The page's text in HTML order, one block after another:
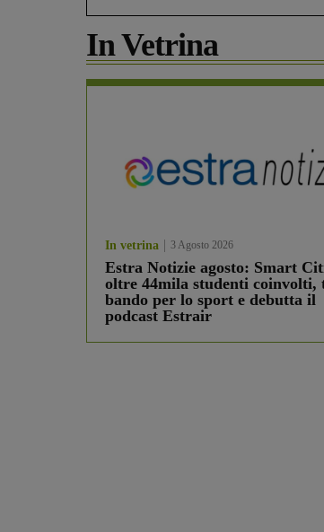
In Vetrina
In vetrina 3 Agosto 2026
Estra Notizie agosto: Smart
oltre 44mila studenti coinvolti,
bando per lo sport e debutta il
podcast Estrair